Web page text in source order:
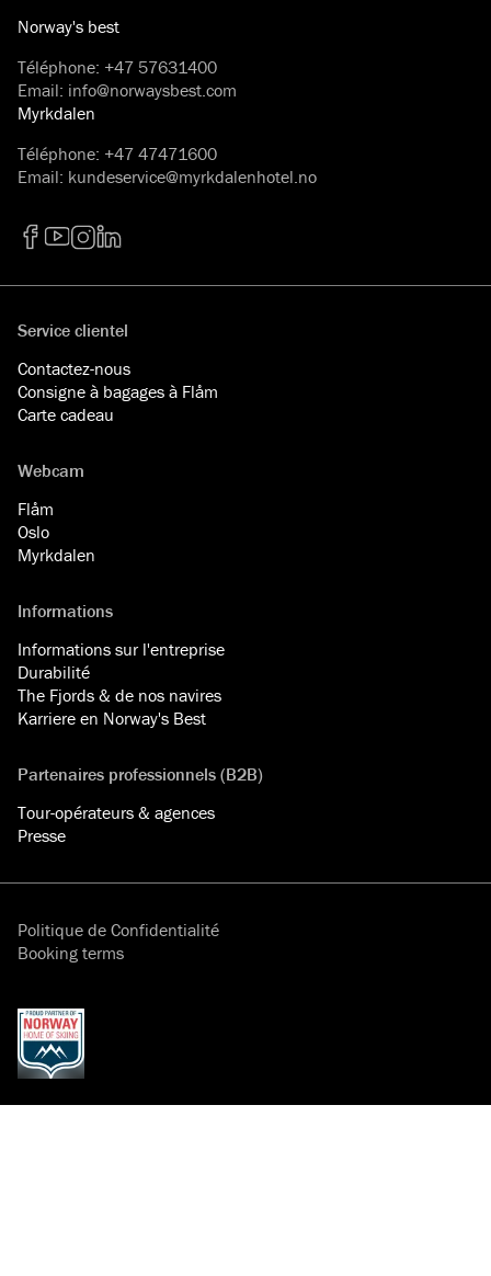
Norway's best
Téléphone: +47 57631400
Email: info@norwaysbest.com
Myrkdalen
Téléphone: +47 47471600
Email: kundeservice@myrkdalenhotel.no
Service clientel
Contactez-nous
Consigne à bagages à Flåm
Carte cadeau
Webcam
Flåm
Oslo
Myrkdalen
Informations
Informations sur l'entreprise
Durabilité
The Fjords & de nos navires
Karriere en Norway's Best
Partenaires professionnels (B2B)
Tour-opérateurs & agences
Presse
Politique de Confidentialité
Booking terms